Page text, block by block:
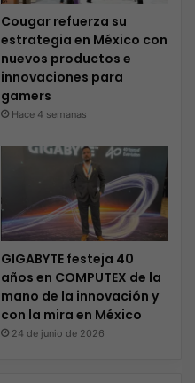
Cougar refuerza su
estrategia en México con
nuevos productos e
innovaciones para
gamers
Hace 4 semanas
GIGABYTE festeja 40
años en COMPUTEX de la
mano de la innovación y
con la mira en México
24 de junio de 2026